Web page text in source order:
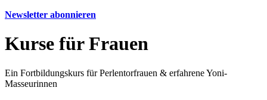
Newsletter abonnieren
Kurse für Frauen
Ein Fortbildungskurs für Perlentorfrauen & erfahrene Yoni-
Masseurinnen